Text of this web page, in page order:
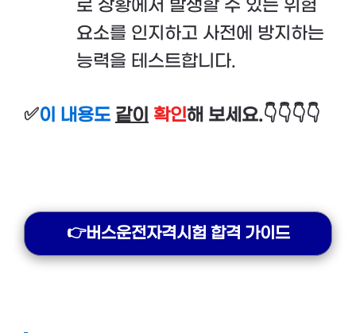
로 상황에서 발생할 수 있는 위험
요소를 인지하고 사전에 방지하는
능력을 테스트합니다.
✅이 내용도 같이 확인해 보세요.👇👇👇👇
👉버스운전자격시험 합격 가이드